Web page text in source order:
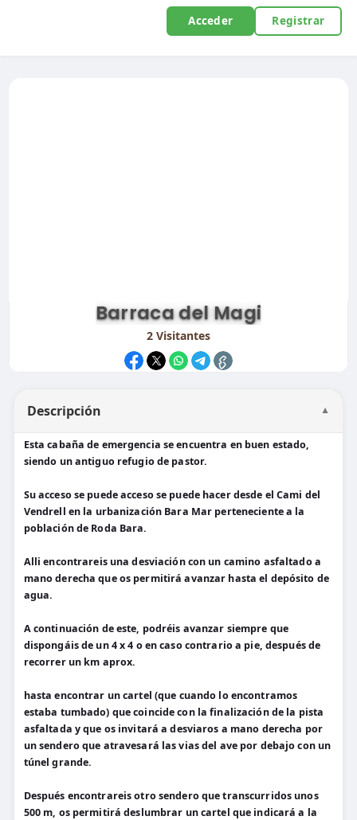
Acceder Registrar
Barraca del Magi
2Visitantes
Descripción ▼
Esta cabaña de emergencia se encuentra en buen estado,
siendo un antiguo refugio de pastor.
Su acceso se puede acceso se puede hacer desde el Cami del
Vendrell en la urbanización Bara Mar perteneciente a la
población de Roda Bara.
Alli encontrareis una desviación con un camino asfaltado a
mano derecha que os permitirá avanzar hasta el depósito de
agua.
A continuación de este, podréis avanzar siempre que
dispongáis de un 4 x 4 o en caso contrario a pie, después de
recorrer un km aprox.
hasta encontrar un cartel (que cuando lo encontramos
estaba tumbado) que coincide con la finalización de la pista
asfaltada y que os invitará a desviaros a mano derecha por
un sendero que atravesará las vias del ave por debajo con un
túnel grande.
Después encontrareis otro sendero que transcurridos unos
500 m, os permitirá deslumbrar un cartel que indicará a la